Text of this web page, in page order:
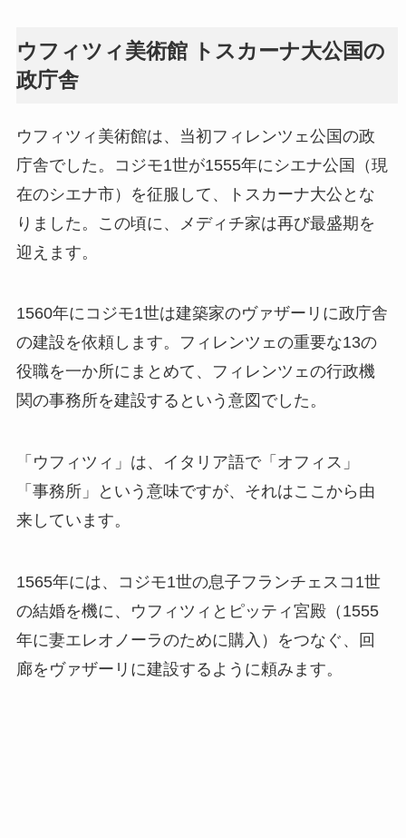
ウフィツィ美術館 トスカーナ大公国の
政庁舎
ウフィツィ美術館は、当初フィレンツェ公国の政
庁舎でした。コジモ1世が1555年にシエナ公国（現
在のシエナ市）を征服して、トスカーナ大公とな
りました。この頃に、メディチ家は再び最盛期を
迎えます。
1560年にコジモ1世は建築家のヴァザーリに政庁舎
の建設を依頼します。フィレンツェの重要な13の
役職を一か所にまとめて、フィレンツェの行政機
関の事務所を建設するという意図でした。
「ウフィツィ」は、イタリア語で「オフィス」
「事務所」という意味ですが、それはここから由
来しています。
1565年には、コジモ1世の息子フランチェスコ1世
の結婚を機に、ウフィツィとピッティ宮殿（1555
年に妻エレオノーラのために購入）をつなぐ、回
廊をヴァザーリに建設するように頼みます。